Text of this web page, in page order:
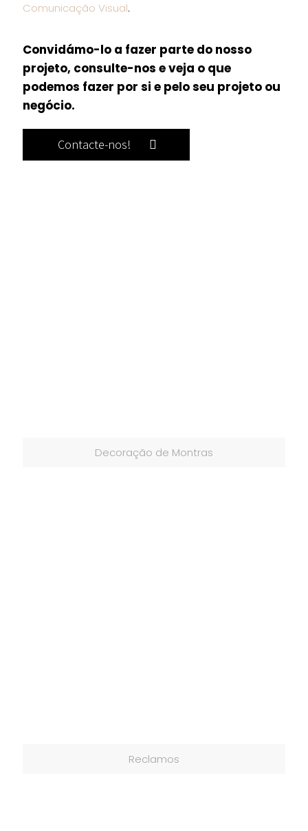
Comunicação Visual.
Convidámo-lo a fazer parte do nosso
projeto, consulte-nos e veja o que
podemos fazer por si e pelo seu projeto ou
negócio.
Contacte-nos!
Decoração de Montras
Reclamos